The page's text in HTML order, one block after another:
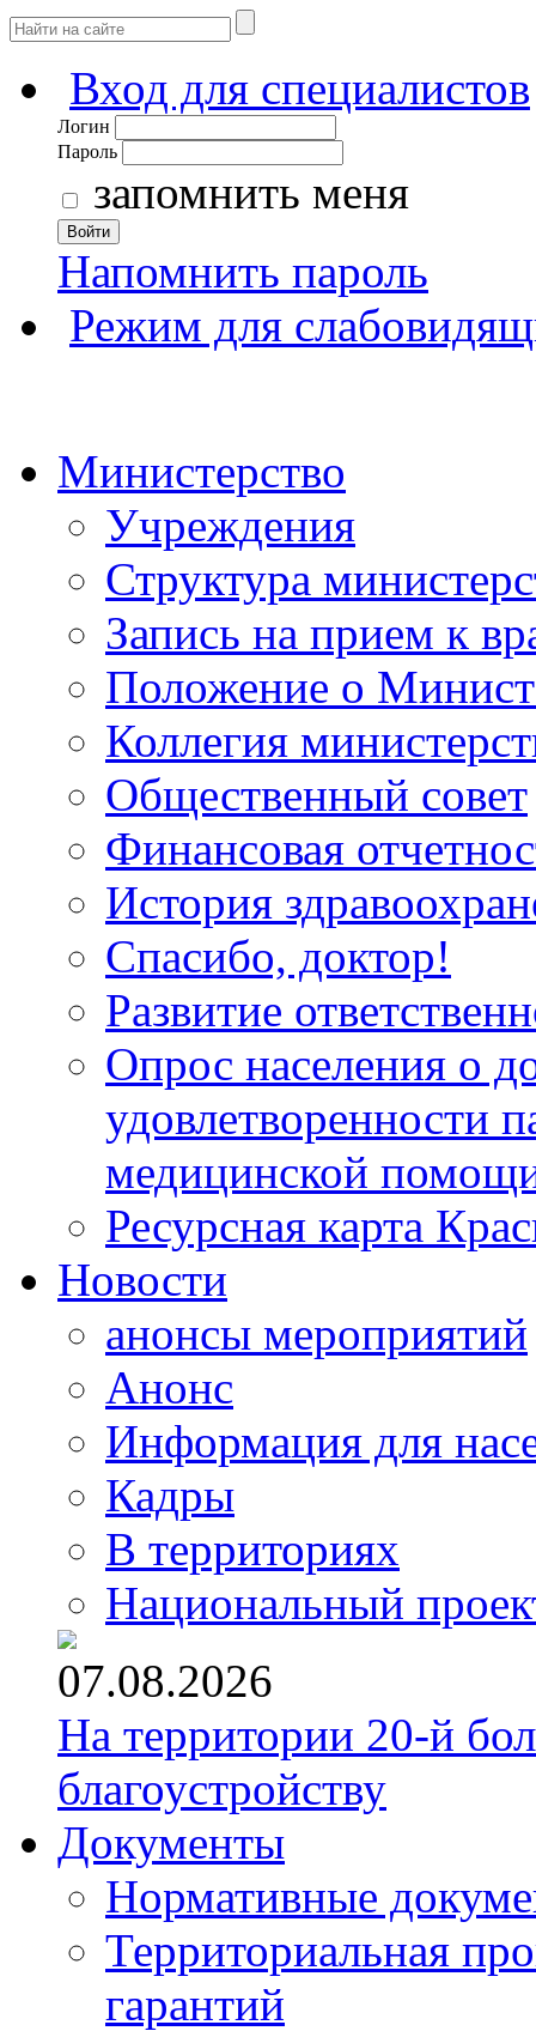
Вход для специалистов
Логин
Пароль
запомнить меня
Войти
Напомнить пароль
Режим для
Министерство
Учреждения
Структура
Запись на прием к
Положение о
Коллегия
Общественный совет
Финансовая
История
Спасибо, доктор!
Развитие
Опрос населения о
удовлетворенности
медицинской
Ресурсная карта
Новости
анонсы мероприятий
Анонс
Информация для
Кадры
В территориях
Национальный
07.08.2026
На территории 20-й
благоустройству
Документы
Нормативные
Территориальная
гарантий